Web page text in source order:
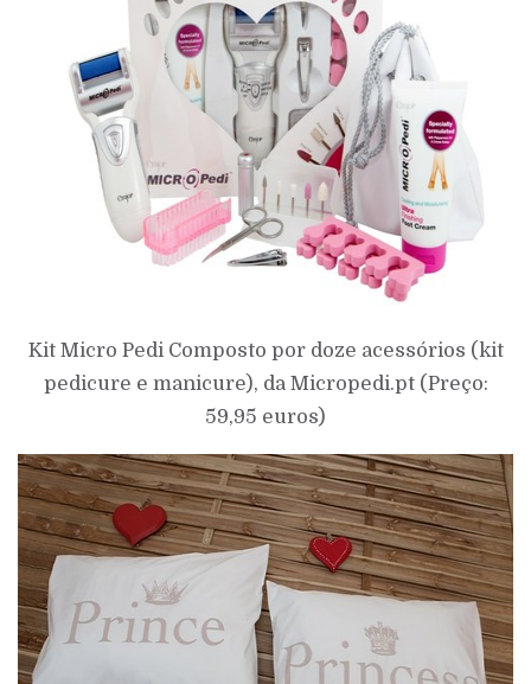
Kit Micro Pedi Composto por doze acessórios (kit
pedicure e manicure), da Micropedi.pt (Preço:
59,95 euros)